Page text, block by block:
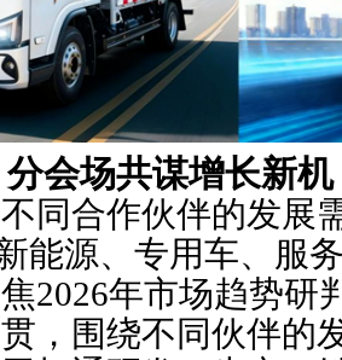
会场共谋增长新机
同合作伙伴的发展
能源、专用车、服
2026年市场趋势研
，围绕不同伙伴的